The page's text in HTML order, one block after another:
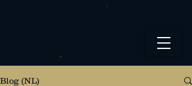
Blog (NL)